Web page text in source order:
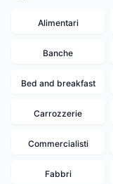
Alimentari
Banche
Bed and breakfast
Carrozzerie
Commercialisti
Fabbri